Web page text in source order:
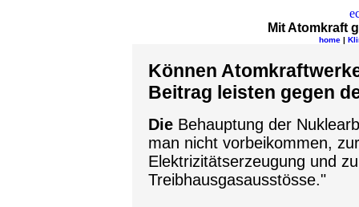
Mit Atomkraft
home|
Können
Beitrag leisten gegen
Die Behauptung der
man nicht vorbeikommen,
Elektrizitätserzeugung und
Treibhausgasausstösse."